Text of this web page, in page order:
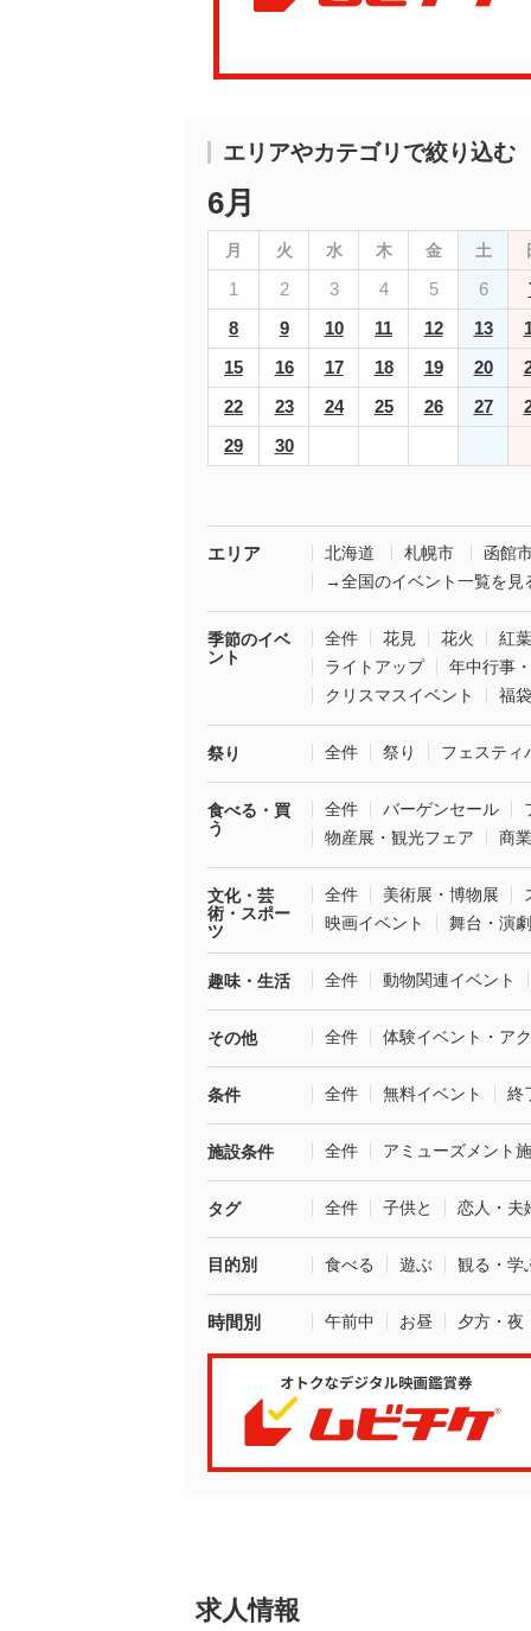
エリアやカテゴリで絞り込む
6月
月 火 水 木 金 土
1 2 3 4 5 6
8
9 10 11 12 13
15
16 17 18 19 20
22
23 24 25 26 27
29
30
エリア 北海道 札幌市
函館
→全国のイベント一覧を見
季節のイベ
ント
全件 花見 花火
紅葉
ライトアップ
年中行事
クリスマスイベント
福
祭り 全件 祭り フェスティ
食べる・買
う
全件 バーゲンセール
物産展・観光フェア
商
文化・芸
術・スポー
ツ
全件 美術展・博物展
映画イベント
舞台・演劇
趣味・生活 全件 動物関連イベント
その他 全件 体験イベント・ア
条件 全件 無料イベント 終
施設条件 全件 アミューズメント
タグ 全件 子供と 恋人・夫
目的別 食べる 遊ぶ 観る・学
時間別 午前中 お昼 夕方・夜
求人情報